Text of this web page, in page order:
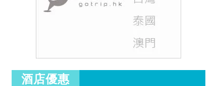
酒店優惠